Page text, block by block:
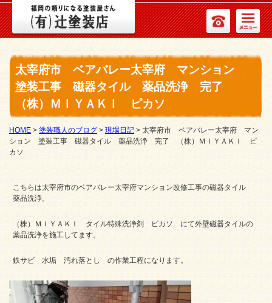
太宰府市 ベアバレー太宰府 マンション
塗装工事 磁器タイル 薬品洗浄 完了
（株）ＭＩＹＡＫＩ ピカソ
HOME > 塗装職人のブログ > 現場日記 > 太宰府市 ベアバレー太宰府 マン
ション 塗装工事 磁器タイル 薬品洗浄 完了 （株）ＭＩＹＡＫＩ ピ
カソ
こちらは太宰府市のベアバレー太宰府マンション改修工事の磁器タイル
薬品洗浄。
（株）ＭＩＹＡＫＩ タイル特殊洗浄剤 ピカソ にて外壁磁器タイルの
薬品洗浄を施工してます。
鉄サビ 水垢 汚れ落とし の作業工程になります。